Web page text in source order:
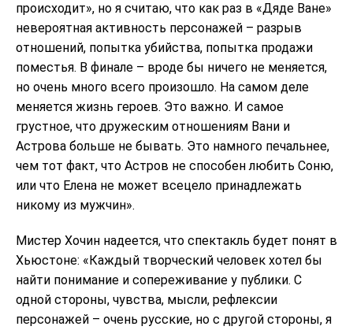
происходит», но я считаю, что как раз в «Дяде Ване»
невероятная активность персонажей – разрыв
отношений, попытка убийства, попытка продажи
поместья. В финале – вроде бы ничего не меняется,
но очень много всего произошло. На самом деле
меняется жизнь героев. Это важно. И самое
грустное, что дружеским отношениям Вани и
Астрова больше не бывать. Это намного печальнее,
чем тот факт, что Астров не способен любить Соню,
или что Елена не может всецело принадлежать
никому из мужчин».
Мистер Хочин надеется, что спектакль будет понят в
Хьюстоне: «Каждый творческий человек хотел бы
найти понимание и сопереживание у публики. С
одной стороны, чувства, мысли, рефлексии
персонажей – очень русские, но с другой стороны, я